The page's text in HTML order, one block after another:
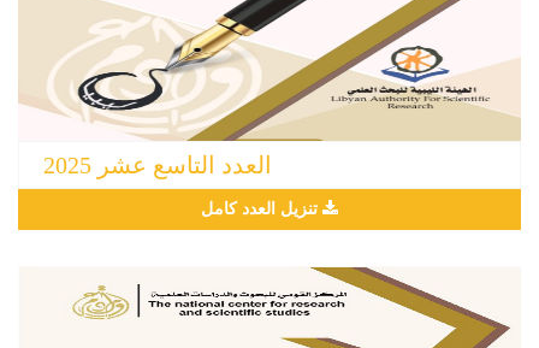
العدد التاسع عشر 2025
تنزيل العدد كامل